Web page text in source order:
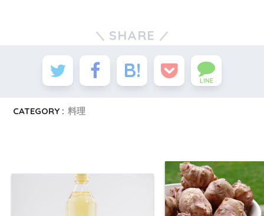
SHARE
LINE
CATEGORY : 料理